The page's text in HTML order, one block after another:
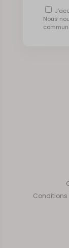
Conditions
Nous